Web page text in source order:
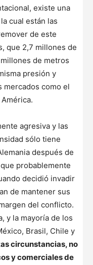
existe una
cual están las
de este
que 2,7 millones de
de metros
presión y
mercados como el
agresiva y las
sólo tiene
después de
probablemente
decidió invadir
de mantener sus
del conflicto.
y la mayoría de los
Brasil, Chile y
circunstancias, no
y comerciales de